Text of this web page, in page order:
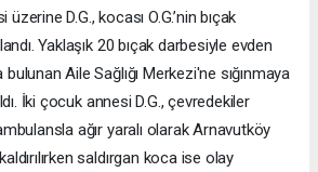
D.G., kocası O.G.’nin bıçak
Yaklaşık 20 bıçak darbesiyle evden
Aile Sağlığı Merkezi'ne sığınmaya
İki çocuk annesi D.G., çevredekiler
ağır yaralı olarak Arnavutköy
saldırgan koca ise olay